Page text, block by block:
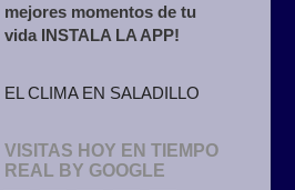
mejores momentos de tu
vida INSTALA LA APP!
EL CLIMA EN SALADILLO
VISITAS HOY EN TIEMPO
REAL BY GOOGLE